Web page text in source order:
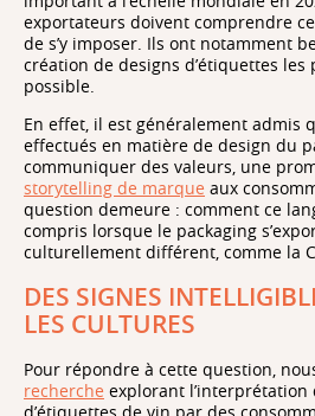
exportateurs doivent comprendre
de s’y imposer. Ils ont notamment
création de designs d’étiquettes les
possible.
En effet, il est généralement admis
effectués en matière de design du
communiquer des valeurs, une
storytelling de marque aux
question demeure : comment ce
compris lorsque le packaging
culturellement différent, comme la
DES SIGNES
LES CULTURES
Pour répondre à cette question,
recherche explorant l’interprétation
d’étiquettes de vin par des